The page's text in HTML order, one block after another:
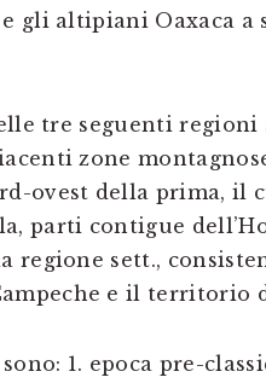
gli altipiani Oaxaca a
tre seguenti regioni
zone
ovest della prima, il
parti contigue
regione sett.,
e il territorio
1. epoca pre-